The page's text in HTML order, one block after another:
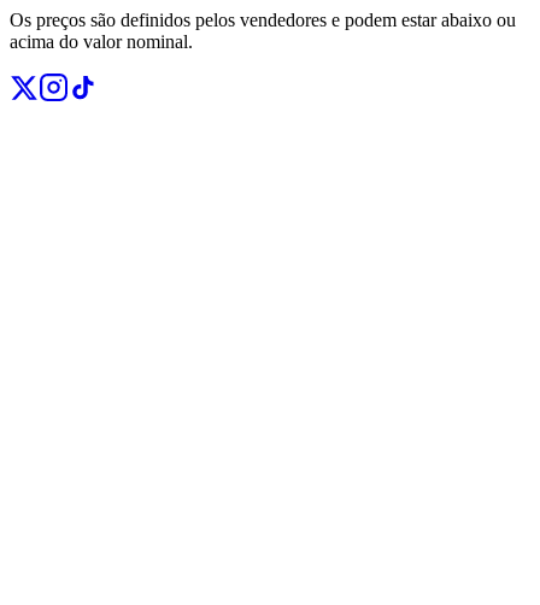
Os preços são definidos pelos vendedores e podem estar abaixo ou
acima do valor nominal.